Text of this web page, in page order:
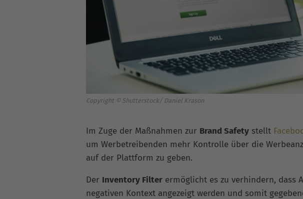
Copyright © Shutterstock/ Daniel Krason
Im Zuge der Maßnahmen zur Brand Safety stellt
um Werbetreibenden mehr Kontrolle über die
auf der Plattform zu geben.
Der Inventory Filter ermöglicht es zu verhindern, dass
negativen Kontext angezeigt werden und somit